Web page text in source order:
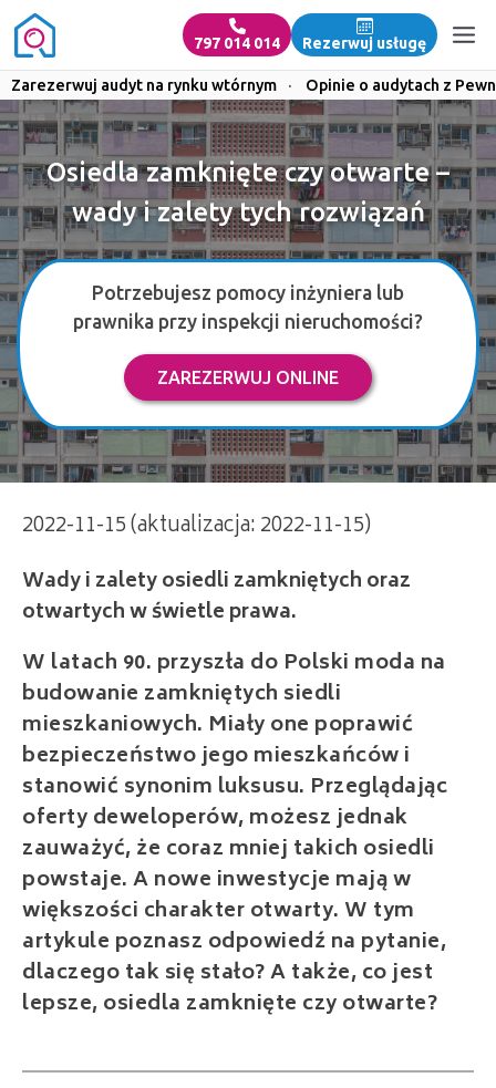
797 014 014 Rezerwuj usługę
Zarezerwuj audyt na rynku wtórnym · Opinie o audytach z
Osiedla zamknięte czy otwarte –
wady i zalety tych rozwiązań
Potrzebujesz pomocy inżyniera lub
prawnika przy inspekcji nieruchomości?
ZAREZERWUJ ONLINE
2022-11-15 (aktualizacja: 2022-11-15)
Wady i zalety osiedli zamkniętych oraz
W latach 90. przyszła do Polski moda na
budowanie zamkniętych siedli
mieszkaniowych. Miały one poprawić
bezpieczeństwo jego mieszkańców i
stanowić synonim luksusu. Przeglądając
oferty deweloperów, możesz jednak
zauważyć, że coraz mniej takich osiedli
powstaje. A nowe inwestycje mają w
większości charakter otwarty. W tym
artykule poznasz odpowiedź na pytanie,
dlaczego tak się stało? A także, co jest
lepsze, osiedla zamknięte czy otwarte?